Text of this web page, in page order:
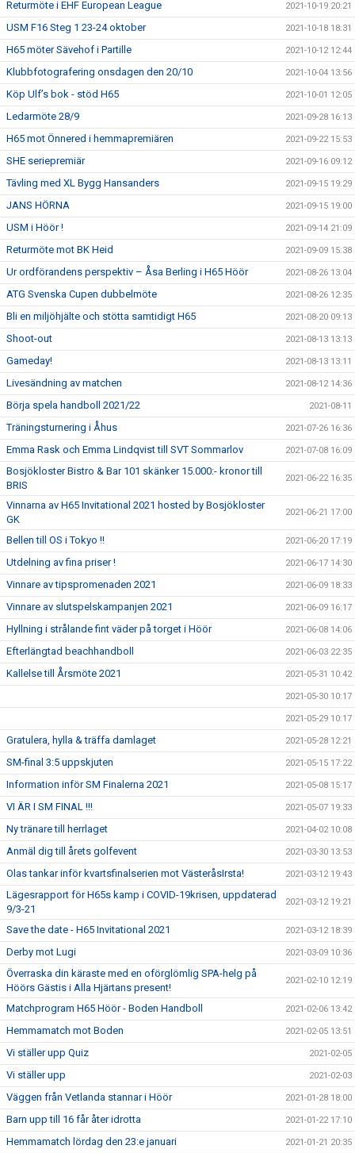
Returmöte i EHF European League 2021-10-19 20:21
USM F16 Steg 1 23-24 oktober 2021-10-18 18:31
H65 möter Sävehof i Partille 2021-10-12 12:44
Klubbfotografering onsdagen den 20/10 2021-10-04 13:56
Köp Ulf’s bok - stöd H65 2021-10-01 12:05
Ledarmöte 28/9 2021-09-28 16:13
H65 mot Önnered i hemmapremiären 2021-09-22 15:53
SHE seriepremiär 2021-09-16 09:12
Tävling med XL Bygg Hansanders 2021-09-15 19:29
JANS HÖRNA 2021-09-15 19:00
USM i Höör ! 2021-09-14 21:09
Returmöte mot BK Heid 2021-09-09 15:38
Ur ordförandens perspektiv – Åsa Berling i H65 Höör 2021-08-26 13:04
ATG Svenska Cupen dubbelmöte 2021-08-26 12:35
Bli en miljöhjälte och stötta samtidigt H65 2021-08-20 09:13
Shoot-out 2021-08-13 13:13
Gameday! 2021-08-13 13:11
Livesändning av matchen 2021-08-12 14:36
Börja spela handboll 2021/22 2021-08-11
Träningsturnering i Åhus 2021-07-26 16:36
Emma Rask och Emma Lindqvist till SVT Sommarlov 2021-07-08 16:09
Bosjökloster Bistro & Bar 101 skänker 15.000:- kronor till
BRIS
2021-06-22 16:35
Vinnarna av H65 Invitational 2021 hosted by Bosjökloster
GK
2021-06-21 17:00
Bellen till OS i Tokyo !! 2021-06-20 17:19
Utdelning av fina priser ! 2021-06-17 14:30
Vinnare av tipspromenaden 2021 2021-06-09 18:33
Vinnare av slutspelskampanjen 2021 2021-06-09 16:17
Hyllning i strålande fint väder på torget i Höör 2021-06-08 14:06
Efterlängtad beachhandboll 2021-06-03 22:35
Kallelse till Årsmöte 2021 2021-05-31 10:42
2021-05-30 10:17
2021-05-29 10:17
Gratulera, hylla & träffa damlaget 2021-05-28 12:21
SM-final 3:5 uppskjuten 2021-05-15 17:22
Information inför SM Finalerna 2021 2021-05-08 15:17
VI ÄR I SM FINAL !!! 2021-05-07 19:33
Ny tränare till herrlaget 2021-04-02 10:08
Anmäl dig till årets golfevent 2021-03-30 13:53
Olas tankar inför kvartsfinalserien mot VästeråsIrsta! 2021-03-12 19:43
Lägesrapport för H65s kamp i COVID-19krisen, uppdaterad
9/3-21
2021-03-12 19:21
Save the date - H65 Invitational 2021 2021-03-12 18:39
Derby mot Lugi 2021-03-09 10:36
Överraska din käraste med en oförglömlig SPA-helg på
Höörs Gästis i Alla Hjärtans present!
2021-02-10 12:19
Matchprogram H65 Höör - Boden Handboll 2021-02-06 13:42
Hemmamatch mot Boden 2021-02-05 13:51
Vi ställer upp Quiz 2021-02-05
Vi ställer upp 2021-02-03
Väggen från Vetlanda stannar i Höör 2021-01-28 18:00
Barn upp till 16 får åter idrotta 2021-01-22 17:10
Hemmamatch lördag den 23:e januari 2021-01-21 20:35